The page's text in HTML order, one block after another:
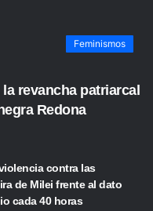
Feminismos
revancha patriarcal
Redona
contra las
de Milei frente al dato
cada 40 horas